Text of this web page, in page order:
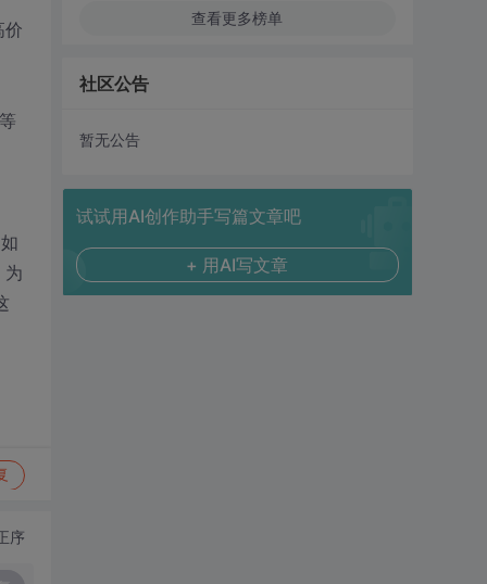
价
为
序
查看更多榜单
社区公告
暂无公告
试试用AI创作助手写篇文章吧
+ 用AI写文章